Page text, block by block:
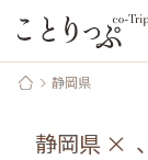
静岡県
静岡県 × 、